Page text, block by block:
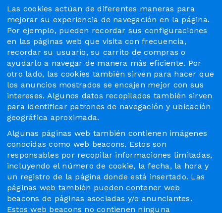
Las cookies actúan de diferentes maneras para
mejorar su experiencia de navegación en la página.
Por ejemplo, pueden recordar sus configuraciones
en las páginas web que visita con frecuencia,
recordar su usuario, su carrito de compras o
ayudarlo a navegar de manera más eficiente. Por
otro lado, las cookies también sirven para hacer que
los anuncios mostrados se encajen mejor con sus
intereses. Algunos datos recopilados también sirven
para identificar patrones de navegación y ubicación
geográfica aproximada.
Algunas páginas web también contienen imágenes
conocidas como web beacons. Estos son
responsables por recopilar informaciones limitadas,
incluyendo el número de cookie, la fecha, la hora y
un registro de la página donde está insertado. Las
páginas web también pueden contener web
beacons de páginas asociadas y/o anunciantes.
Estos web beacons no contienen ninguna